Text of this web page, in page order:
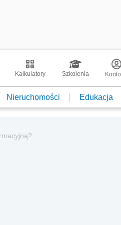
Kalkulatory Szkolenia Konto
Nieruchomości Edukacja